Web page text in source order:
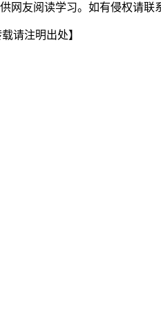
友阅读学习。如有侵权请联
载请注明出处】